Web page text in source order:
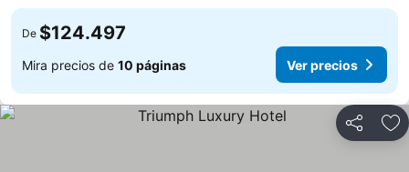
De $124.497
Mira precios de 10 páginas Ver precios
Compartir